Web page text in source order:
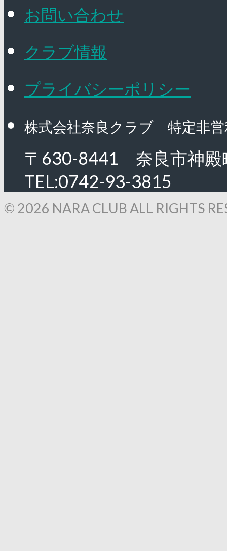
お問い合わせ
クラブ情報
プライバシーポリシー
株式会社奈良クラブ 特定非
〒630-8441 奈良市神
TEL:0742-93-3815
© 2026 NARA CLUB ALL RIGHTS